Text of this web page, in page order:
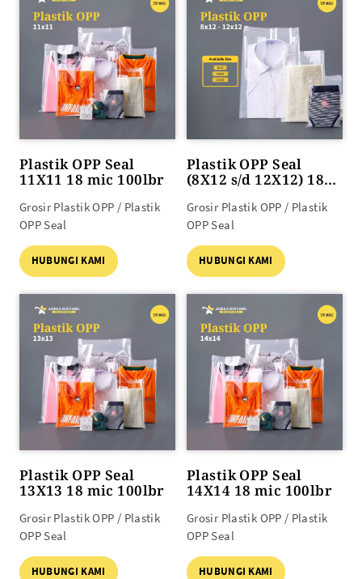
Plastik OPP Seal
11X11 18 mic 100lbr
Grosir Plastik OPP / Plastik
OPP Seal
HUBUNGI KAMI
Plastik OPP Seal
(8X12 s/d 12X12) 18
Grosir Plastik OPP / Plastik
OPP Seal
HUBUNGI KAMI
Plastik OPP Seal
13X13 18 mic 100lbr
Grosir Plastik OPP / Plastik
OPP Seal
HUBUNGI KAMI
Plastik OPP Seal
14X14 18 mic 100lbr
Grosir Plastik OPP / Plastik
OPP Seal
HUBUNGI KAMI